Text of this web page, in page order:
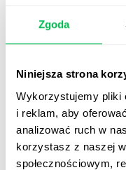
Zgoda
Niniejsza strona
Wykorzystujemy pliki
i reklam, aby
analizować ruch w
korzystasz z naszej
społecznościowym,
Przychód
to
obejmująca także
wynagrodzenia za
Dochód brutto
wynikającej z
korzyści), która